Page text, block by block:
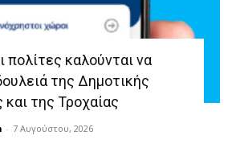
πολίτες καλούνται να
της Δημοτικής
και της Τροχαίας
- 7 Αυγούστου, 2026